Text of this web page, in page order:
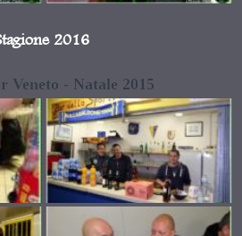
2016
Veneto - Natale 2015